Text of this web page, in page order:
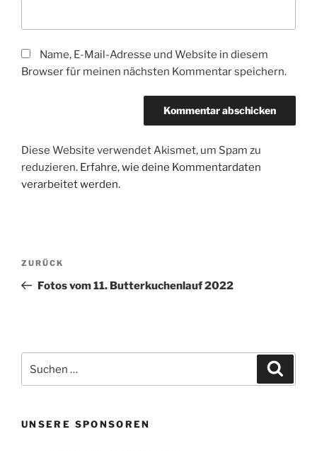
Name, E-Mail-Adresse und Website in diesem
Browser für meinen nächsten Kommentar speichern.
Diese Website verwendet Akismet, um Spam zu
reduzieren. Erfahre, wie deine Kommentardaten
verarbeitet werden.
Beitragsnavigation
Vorheriger
Beitrag
ZURÜCK
Fotos vom 11. Butterkuchenlauf 2022
nach:
UNSERE SPONSOREN